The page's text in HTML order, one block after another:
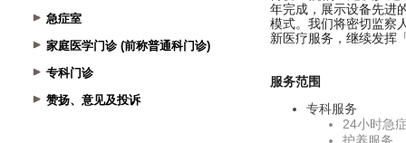
急症室
家庭医学门诊 (前称普通科门诊)
专科门诊
赞扬、意见及投诉